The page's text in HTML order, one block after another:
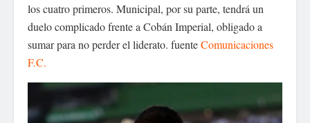
los cuatro primeros. Municipal, por su parte, tendrá un
duelo complicado frente a Cobán Imperial, obligado a
sumar para no perder el liderato. fuenteComunicaciones
F.C.